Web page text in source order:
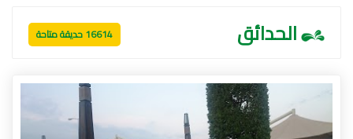
الحدائق 16614 حديقة متاحة